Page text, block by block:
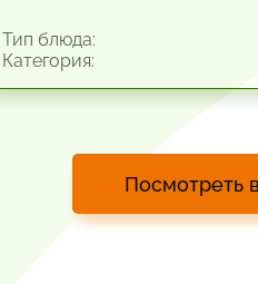
блюда:
Посмотреть